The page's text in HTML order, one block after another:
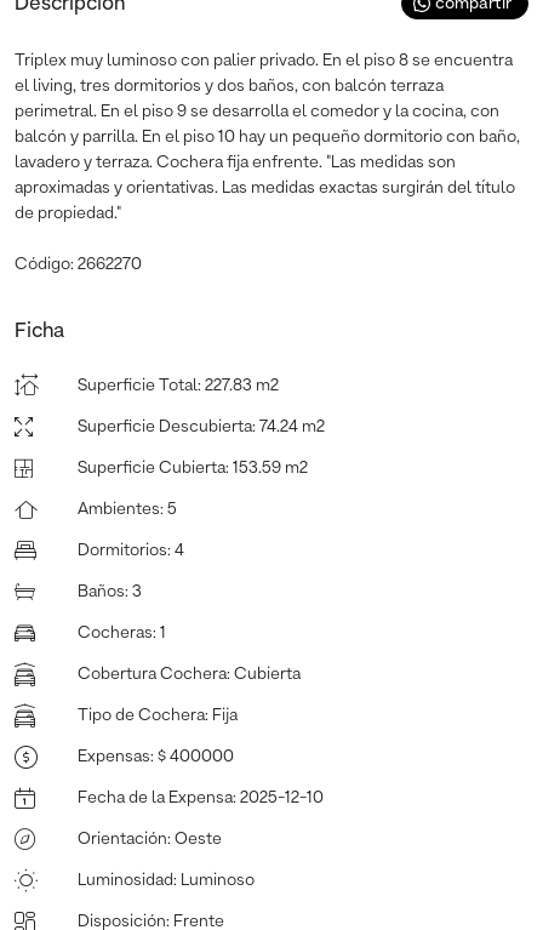
Descripción
Triplex muy luminoso con palier privado. En el piso 8 se encuentra
el living, tres dormitorios y dos baños, con balcón terraza
perimetral. En el piso 9 se desarrolla el comedor y la cocina, con
balcón y parrilla. En el piso 10 hay un pequeño dormitorio con baño,
lavadero y terraza. Cochera fija enfrente. "Las medidas son
aproximadas y orientativas. Las medidas exactas surgirán del título
de propiedad."
Código: 2662270
Ficha
Superficie Total : 227.83 m2
Superficie Descubierta: 74.24 m2
Superficie Cubierta: 153.59 m2
Ambientes: 5
Dormitorios: 4
Baños: 3
Cocheras: 1
Cobertura Cochera: Cubierta
Tipo de Cochera: Fija
Expensas: $ 400000
Fecha de la Expensa: 2025-12-10
Orientación: Oeste
Luminosidad: Luminoso
Disposición: Frente